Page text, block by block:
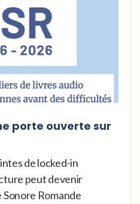
porte ouverte sur
de locked-in
peut devenir
Romande